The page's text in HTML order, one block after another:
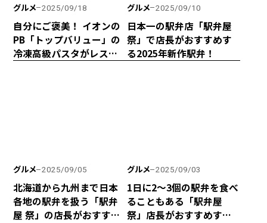
グルメ 2025/09/18
自分にご褒美！ イオンの
PB「トップバリュー」の
冷凍高級パスタがレスト
グルメ 2025/09/10
日本一の駅弁店「駅弁屋
祭」で店長がおすすめす
る2025年新作駅弁！
グルメ 2025/09/05
北海道から九州まで日本
各地の駅弁を扱う「駅弁
屋 祭」の店長がおすすめ
グルメ 2025/09/03
1日に2～3個の駅弁を食べ
ることもある「駅弁屋
祭」店長がおすすめする